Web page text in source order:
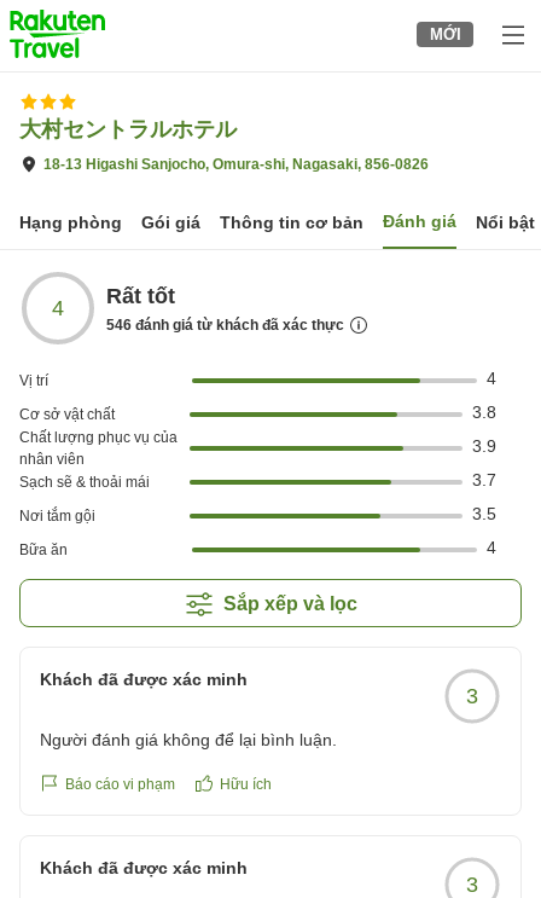
to
top
page
MỚI
大村セントラルホテル
18-13 Higashi Sanjocho, Omura-shi, Nagasaki, 856-0826
Hạng phòng Gói giá Thông tin cơ bản Đánh giá Nổi bật
4 Rất tốt
546 đánh giá từ khách đã xác thực
Vị trí 4
Cơ sở vật chất 3.8
Chất lượng phục vụ của
nhân viên
3.9
Sạch sẽ & thoải mái 3.7
Nơi tắm gội 3.5
Bữa ăn 4
Sắp xếp và lọc
Khách đã được xác minh
3
Người đánh giá không để lại bình luận.
Báo cáo vi phạm Hữu ích
Khách đã được xác minh
3